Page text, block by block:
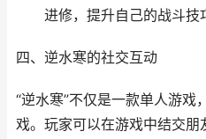
进修，提升自己的战斗技
四、逆水寒的社交互动
“逆水寒”不仅是一款单人游戏
戏。玩家可以在游戏中结交朋